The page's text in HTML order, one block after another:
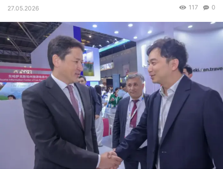
27.05.2026 0
117